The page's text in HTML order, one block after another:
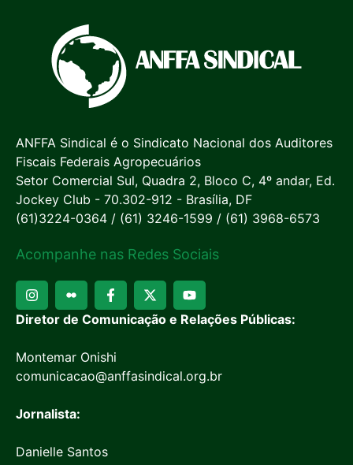
ANFFA Sindical é o Sindicato Nacional dos Auditores
Fiscais Federais Agropecuários
Setor Comercial Sul, Quadra 2, Bloco C, 4º andar, Ed.
Jockey Club - 70.302-912 - Brasília, DF
(61)3224-0364 / (61) 3246-1599 / (61) 3968-6573
Acompanhe nas Redes Sociais
Diretor de Comunicação e Relações Públicas:
Montemar Onishi
comunicacao@anffasindical.org.br
Jornalista:
Danielle Santos